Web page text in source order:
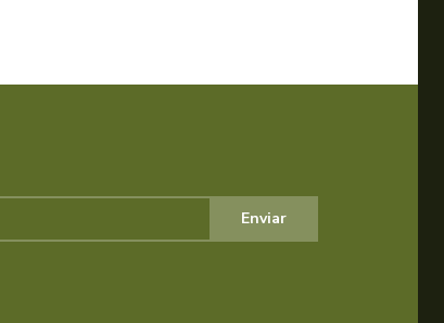
Enviar